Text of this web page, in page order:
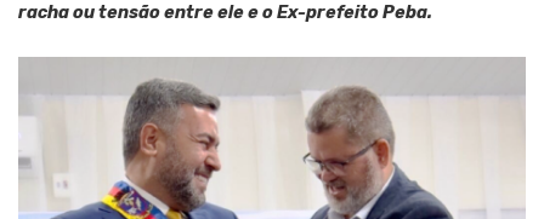
racha ou tensão entre ele e o Ex-prefeito Peba.